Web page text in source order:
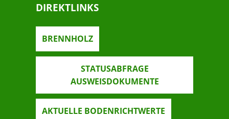
DIREKTLINKS
BRENNHOLZ
STATUSABFRAGE
AUSWEISDOKUMENTE
AKTUELLE BODENRICHTWERTE